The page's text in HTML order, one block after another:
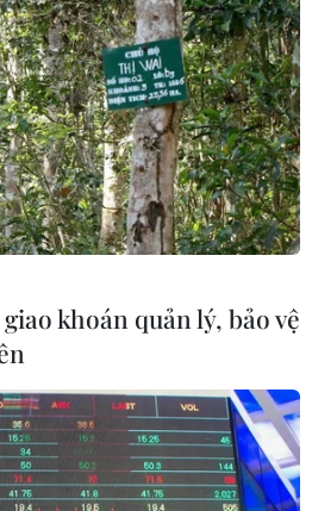
chừng, các chỉ số chính
tăng nhẹ
tục giằng co trong không khí
cửa tăng 0,34 điểm, HNX-
thời VNXALL-Index tăng
khoán quản lý, bảo vệ